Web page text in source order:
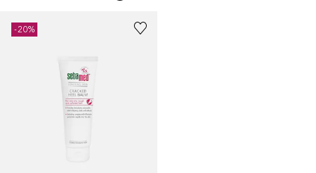
-20%